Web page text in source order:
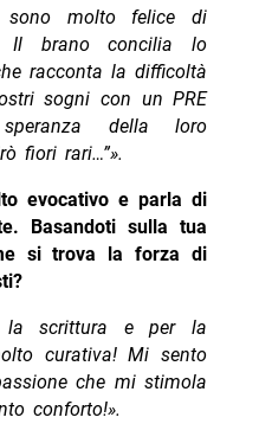
molto felice di
Il brano concilia lo
racconta la difficoltà
sogni con un PRE
della loro
fiori rari…”».
evocativo e parla di
Basandoti sulla tua
si trova la forza di
la scrittura e per la
curativa! Mi sento
che mi stimola
conforto!».